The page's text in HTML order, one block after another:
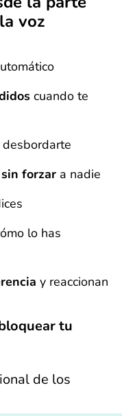
voz
cuando te
desbordarte
sin forzar a nadie
lo has
y reaccionan
tu
de los